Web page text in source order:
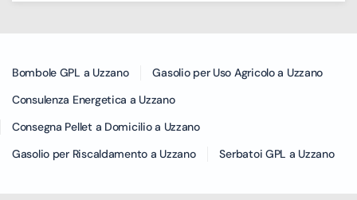
Bombole GPL a Uzzano
Gasolio per Uso Agricolo a Uzzano
Consulenza Energetica a Uzzano
Consegna Pellet a Domicilio a Uzzano
Gasolio per Riscaldamento a Uzzano
Serbatoi GPL a Uzzano